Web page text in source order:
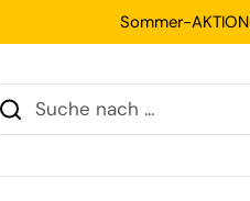
Sommer-